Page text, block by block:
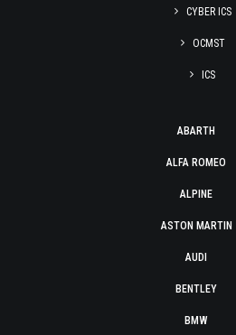
CYBER ICS
OCMST
ICS
ABARTH
ALFA ROMEO
ALPINE
ASTON MARTIN
AUDI
BENTLEY
BMW